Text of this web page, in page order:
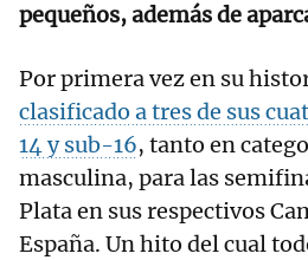
pequeños, además de
Por primera vez en su
clasificado a tres de sus
14 y sub-16, tanto en
masculina, para las
Plata en sus respectivos
España. Un hito del cual